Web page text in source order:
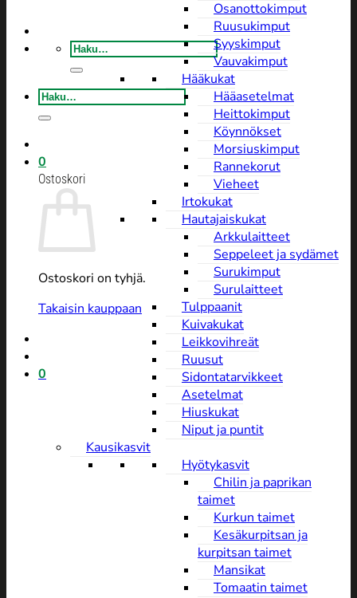
Etsi:
Etsi:
0
Ostoskori
Ostoskori on tyhjä.
Takaisin kauppaan
0
Osanottokimput
Ruusukimput
Syyskimput
Vauvakimput
Hääkukat
Hääasetelmat
Heittokimput
Köynnökset
Morsiuskimput
Rannekorut
Vieheet
Irtokukat
Hautajaiskukat
Arkkulaitteet
Seppeleet ja sydämet
Surukimput
Surulaitteet
Tulppaanit
Kuivakukat
Leikkovihreät
Ruusut
Sidontatarvikkeet
Asetelmat
Hiuskukat
Niput ja puntit
Kausikasvit
Hyötykasvit
Chilin ja paprikan
taimet
Kurkun taimet
Kesäkurpitsan ja
kurpitsan taimet
Mansikat
Tomaatin taimet